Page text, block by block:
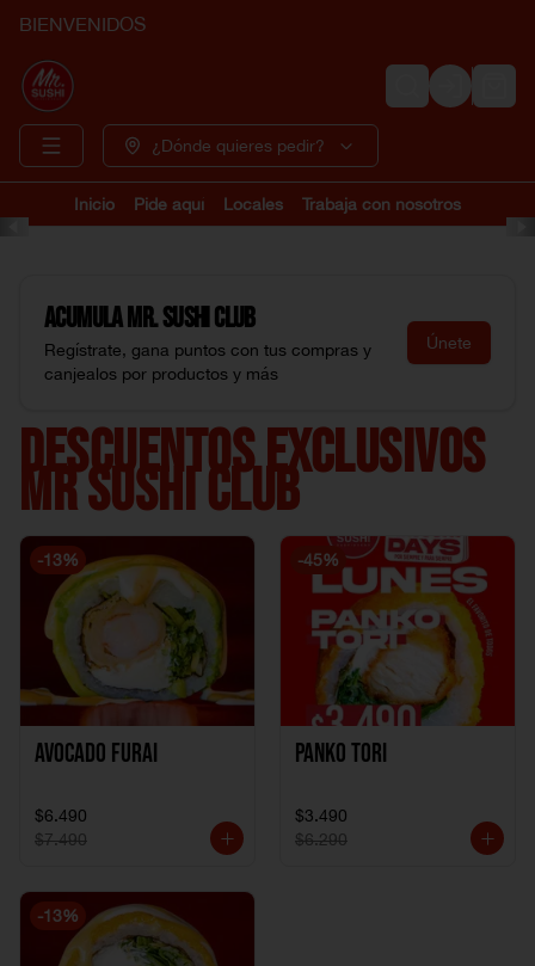
BIENVENIDOS
Login
¿Dónde quieres pedir?
Inicio Pide aquí Locales Trabaja con nosotros
AcumulaMr. Sushi Club
Regístrate, gana puntos con tus compras y
canjealos por productos y más
Únete
DESCUENTOS EXCLUSIVOS
MR SUSHI CLUB
-13%
Avocado Furai
$6.490
$7.490
-45%
Panko tori
$3.490
$6.290
-13%